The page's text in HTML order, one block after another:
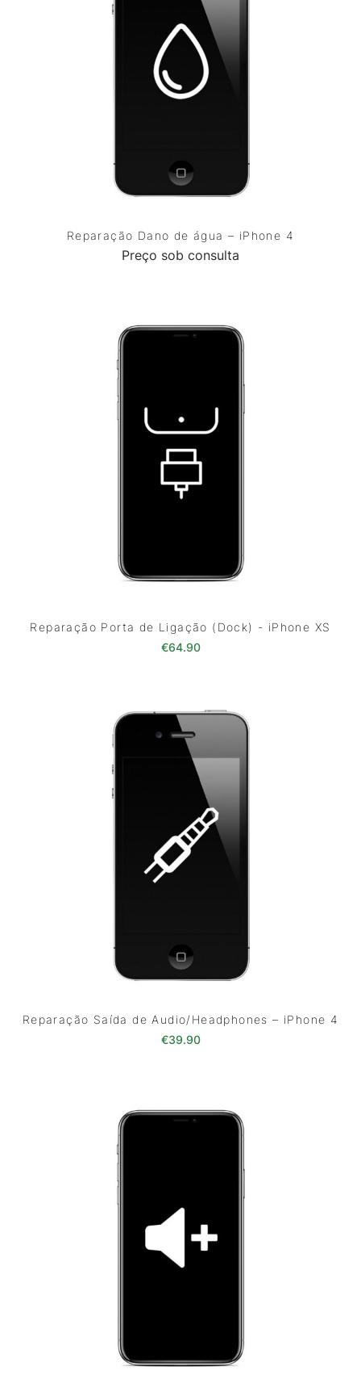
Reparação Dano de água – iPhone 4
Preço sob consulta
Reparação Porta de Ligação (Dock) - iPhone XS
€64.90
Reparação Saída de Audio/Headphones – iPhone 4
€39.90